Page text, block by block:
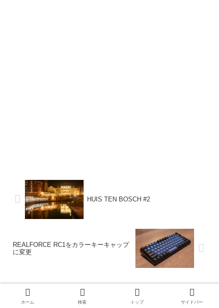
HUIS TEN BOSCH #2
REALFORCE RC1をカラーキーキャップ
に変更
コメント
ホーム 検索 トップ サイドバー